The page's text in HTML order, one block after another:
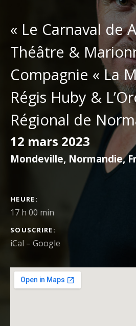
« Le Carnaval de
Théâtre &
Compagnie « La
Régis Huby &
Régional de
12 mars 2023
Mondeville, Normandie,
DÉTAILS DU CONCERT
HEURE
17 h 00 min
SOUSCRIRE
iCal Google